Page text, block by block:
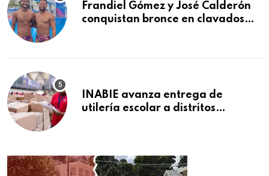
Frandiel Gómez y José Calderón
conquistan bronce en clavados
INABIE avanza entrega de
utilería escolar a distritos